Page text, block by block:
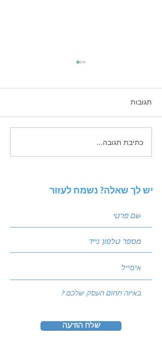
תכנון תקציב שיווק שנתי
לעסק ותיק: איך לחלק את
תגובות
כתיבת תגובה...
יש לך שאלה? נשמח לעזור
שלח הודעה